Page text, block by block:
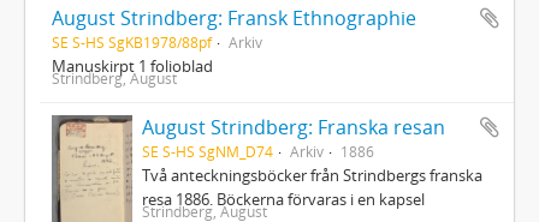
August Strindberg: Fransk Ethnographie
SE S-HS SgKB1978/88pf Arkiv
Manuskirpt 1 folioblad
Strindberg, August
August Strindberg: Franska resan
SE S-HS SgNM_D74 Arkiv 1886
Två anteckningsböcker från Strindbergs franska
resa 1886. Böckerna förvaras i en kapsel
Strindberg, August